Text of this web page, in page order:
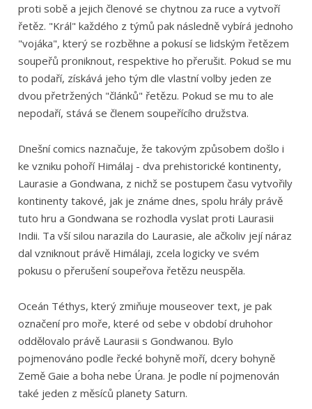
proti sobě a jejich členové se chytnou za ruce a vytvoří
řetěz. "Král" každého z týmů pak následně vybírá jednoho
"vojáka", který se rozběhne a pokusí se lidským řetězem
soupeřů proniknout, respektive ho přerušit. Pokud se mu
to podaří, získává jeho tým dle vlastní volby jeden ze
dvou přetržených "článků" řetězu. Pokud se mu to ale
nepodaří, stává se členem soupeřícího družstva.
Dnešní comics naznačuje, že takovým způsobem došlo i
ke vzniku pohoří Himálaj - dva prehistorické kontinenty,
Laurasie a Gondwana, z nichž se postupem času vytvořily
kontinenty takové, jak je známe dnes, spolu hrály právě
tuto hru a Gondwana se rozhodla vyslat proti Laurasii
Indii. Ta vší silou narazila do Laurasie, ale ačkoliv její náraz
dal vzniknout právě Himálaji, zcela logicky ve svém
pokusu o přerušení soupeřova řetězu neuspěla.
Oceán Téthys, který zmiňuje mouseover text, je pak
označení pro moře, které od sebe v období druhohor
oddělovalo právě Laurasii s Gondwanou. Bylo
pojmenováno podle řecké bohyně moří, dcery bohyně
Země Gaie a boha nebe Úrana. Je podle ní pojmenován
také jeden z měsíců planety Saturn.